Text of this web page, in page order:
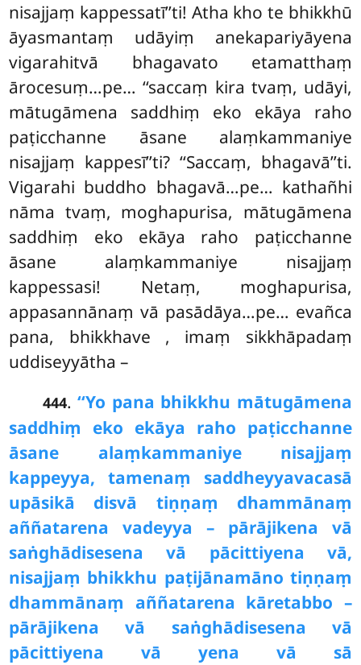
nisajjaṃ kappessatī’’ti! Atha kho te bhikkhū
āyasmantaṃ udāyiṃ anekapariyāyena
vigarahitvā bhagavato etamatthaṃ
ārocesuṃ…pe… ‘‘saccaṃ kira tvaṃ, udāyi,
mātugāmena saddhiṃ eko ekāya raho
paṭicchanne āsane alaṃkammaniye
nisajjaṃ kappesī’’ti? ‘‘Saccaṃ, bhagavā’’ti.
Vigarahi buddho bhagavā…pe… kathañhi
nāma tvaṃ, moghapurisa, mātugāmena
saddhiṃ eko ekāya raho paṭicchanne
āsane alaṃkammaniye nisajjaṃ
kappessasi! Netaṃ, moghapurisa,
appasannānaṃ vā pasādāya…pe… evañca
pana, bhikkhave , imaṃ sikkhāpadaṃ
uddiseyyātha –
444.‘‘Yo pana bhikkhu mātugāmena
saddhiṃ eko ekāya raho paṭicchanne
āsane alaṃkammaniye nisajjaṃ
kappeyya, tamenaṃ saddheyyavacasā
upāsikā disvā tiṇṇaṃ dhammānaṃ
aññatarena vadeyya – pārājikena vā
saṅghādisesena vā pācittiyena vā,
nisajjaṃ bhikkhu paṭijānamāno tiṇṇaṃ
dhammānaṃ aññatarena kāretabbo –
pārājikena vā saṅghādisesena vā
pācittiyena vā yena vā sā